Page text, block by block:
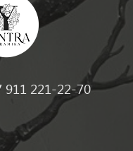
911 221-22-70